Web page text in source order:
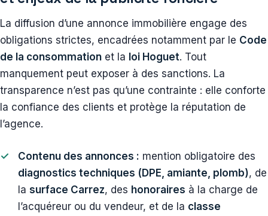
La diffusion d’une annonce immobilière engage des
obligations strictes, encadrées notamment par le Code
de la consommation et la loi Hoguet. Tout
manquement peut exposer à des sanctions. La
transparence n’est pas qu’une contrainte : elle conforte
la confiance des clients et protège la réputation de
l’agence.
Contenu des annonces : mention obligatoire des
diagnostics techniques (DPE, amiante, plomb), de
la surface Carrez, des honoraires à la charge de
l’acquéreur ou du vendeur, et de la classe